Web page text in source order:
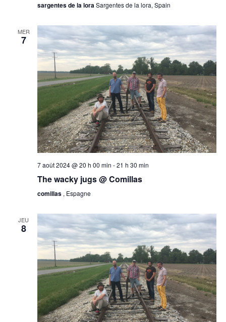
sargentes de la loraSargentes de la lora, Spain
MER
7
7 août 2024 @ 20 h 00 min -21 h 30 min
The wacky jugs @ Comillas
comillas , Espagne
JEU
8